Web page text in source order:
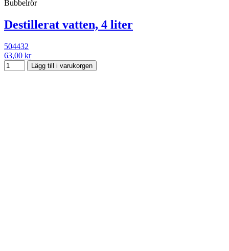
Bubbelrör
Destillerat vatten, 4 liter
504432
63,00 kr
Lägg till i varukorgen